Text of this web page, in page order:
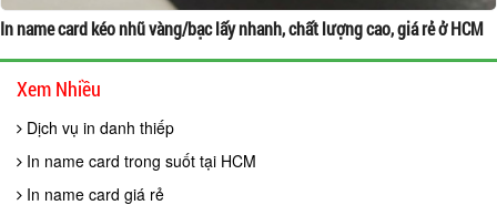
In name card kéo nhũ vàng/bạc lấy nhanh, chất lượng cao, giá rẻ ở HCM
Xem Nhiều
Dịch vụ in danh thiếp
In name card trong suốt tại HCM
In name card giá rẻ